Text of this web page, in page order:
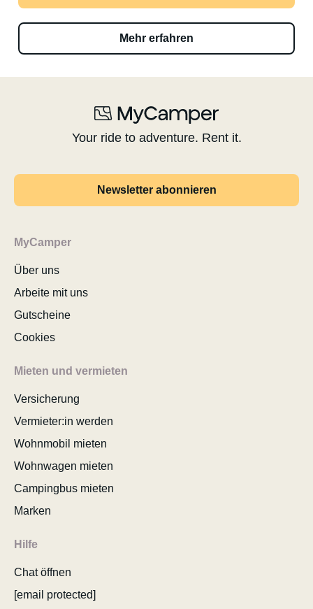
Mehr erfahren
Your ride to adventure. Rent it.
Newsletter abonnieren
MyCamper
Über uns
Arbeite mit uns
Gutscheine
Cookies
Mieten und vermieten
Versicherung
Vermieter:in werden
Wohnmobil mieten
Wohnwagen mieten
Campingbus mieten
Marken
Hilfe
Chat öffnen
[email protected]